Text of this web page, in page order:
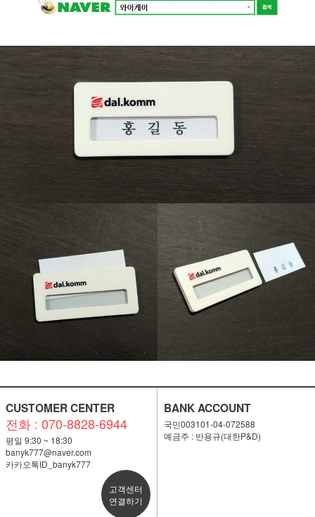
CUSTOMER CENTER
전화 : 070-8828-6944
평일 9:30 ~ 18:30
banyk777@naver.com
카카오톡ID_banyk777
고객센터
연결하기
BANK ACCOUNT
국민003101-04-072588
예금주 : 반용규(대한P&D)